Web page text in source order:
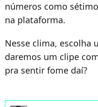
números como
na plataforma.
Nesse clima, escolha
daremos um clipe
pra sentir fome daí?